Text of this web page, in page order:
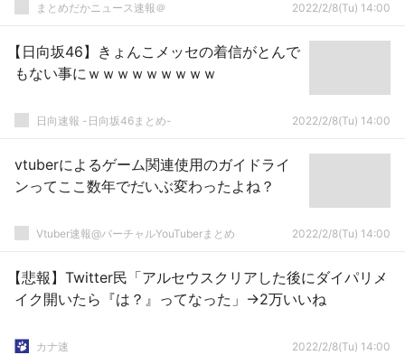
まとめだかニュース速報＠ 2022/2/8(Tu) 14:00
【日向坂46】きょんこメッセの着信がとんで
もない事にｗｗｗｗｗｗｗｗｗ
日向速報 -日向坂46まとめ- 2022/2/8(Tu) 14:00
vtuberによるゲーム関連使用のガイドライ
ンってここ数年でだいぶ変わったよね？
Vtuber速報@バーチャルYouTuberまとめ 2022/2/8(Tu) 14:00
【悲報】Twitter民「アルセウスクリアした後にダイパリメ
イク開いたら『は？』ってなった」→2万いいね
カナ速 2022/2/8(Tu) 14:00